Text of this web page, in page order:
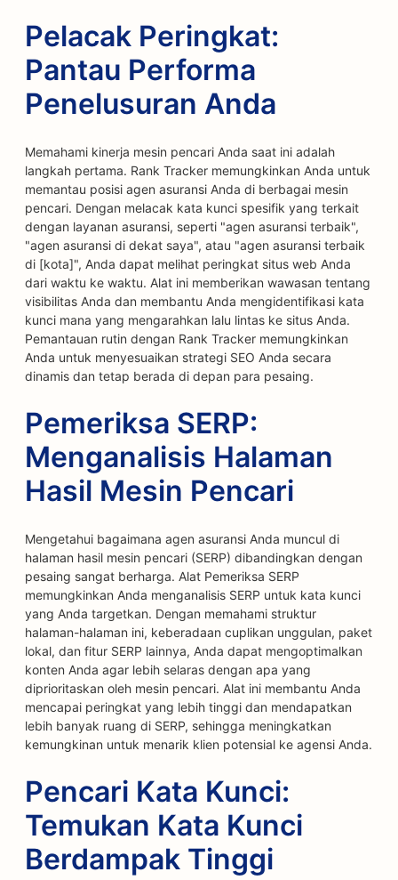
Pelacak Peringkat:
Pantau Performa
Penelusuran Anda
Memahami kinerja mesin pencari Anda saat ini adalah
langkah pertama. Rank Tracker memungkinkan Anda untuk
memantau posisi agen asuransi Anda di berbagai mesin
pencari. Dengan melacak kata kunci spesifik yang terkait
dengan layanan asuransi, seperti "agen asuransi terbaik",
"agen asuransi di dekat saya", atau "agen asuransi terbaik
di [kota]", Anda dapat melihat peringkat situs web Anda
dari waktu ke waktu. Alat ini memberikan wawasan tentang
visibilitas Anda dan membantu Anda mengidentifikasi kata
kunci mana yang mengarahkan lalu lintas ke situs Anda.
Pemantauan rutin dengan Rank Tracker memungkinkan
Anda untuk menyesuaikan strategi SEO Anda secara
dinamis dan tetap berada di depan para pesaing.
Pemeriksa SERP:
Menganalisis Halaman
Hasil Mesin Pencari
Mengetahui bagaimana agen asuransi Anda muncul di
halaman hasil mesin pencari (SERP) dibandingkan dengan
pesaing sangat berharga. Alat Pemeriksa SERP
memungkinkan Anda menganalisis SERP untuk kata kunci
yang Anda targetkan. Dengan memahami struktur
halaman-halaman ini, keberadaan cuplikan unggulan, paket
lokal, dan fitur SERP lainnya, Anda dapat mengoptimalkan
konten Anda agar lebih selaras dengan apa yang
diprioritaskan oleh mesin pencari. Alat ini membantu Anda
mencapai peringkat yang lebih tinggi dan mendapatkan
lebih banyak ruang di SERP, sehingga meningkatkan
kemungkinan untuk menarik klien potensial ke agensi Anda.
Pencari Kata Kunci:
Temukan Kata Kunci
Berdampak Tinggi